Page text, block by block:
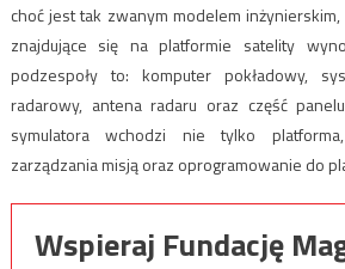
choć jest tak zwanym modelem
znajdujące się na platformie satelity
podzespoły to: komputer pokładowy,
radarowy, antena radaru oraz część
symulatora wchodzi nie tylko
zarządzania misją oraz oprogramowanie do
Wspieraj Fundację